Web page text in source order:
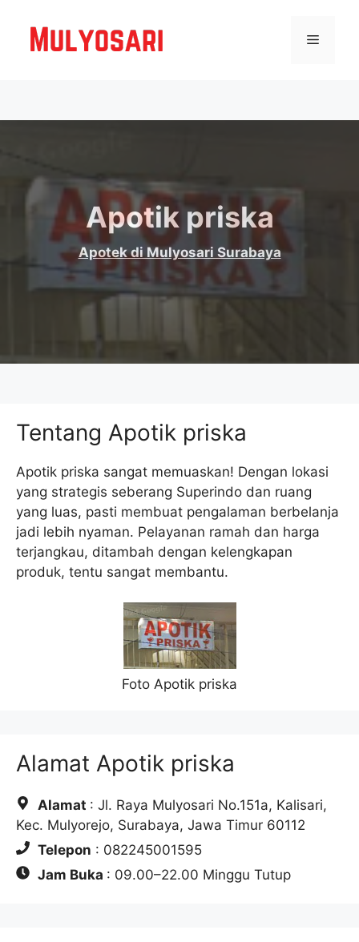
Menu
Apotik priska
Apotek di Mulyosari Surabaya
Tentang Apotik priska
Apotik priska sangat memuaskan! Dengan lokasi
yang strategis seberang Superindo dan ruang
yang luas, pasti membuat pengalaman berbelanja
jadi lebih nyaman. Pelayanan ramah dan harga
terjangkau, ditambah dengan kelengkapan
produk, tentu sangat membantu.
Foto Apotik priska
Alamat Apotik priska
Alamat : Jl. Raya Mulyosari No.151a, Kalisari,
Kec. Mulyorejo, Surabaya, Jawa Timur 60112
Telepon : 082245001595
Jam Buka : 09.00–22.00 Minggu Tutup